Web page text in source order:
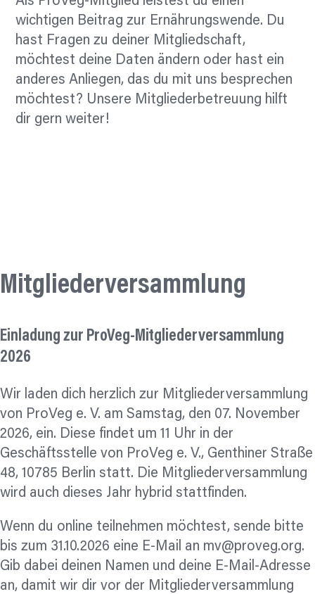
wichtigen Beitrag zur Ernährungswende. Du
hast Fragen zu deiner Mitgliedschaft,
möchtest deine Daten ändern oder hast ein
anderes Anliegen, das du mit uns besprechen
möchtest? Unsere Mitgliederbetreuung hilft
dir gern weiter!
Mitgliederversammlung
Einladung zur ProVeg-Mitgliederversammlung
2026
Wir laden dich herzlich zur Mitgliederversammlung
von ProVeg e. V. am Samstag, den 07. November
2026, ein. Diese findet um 11 Uhr in der
Geschäftsstelle von ProVeg e. V., Genthiner Straße
48, 10785 Berlin statt. Die Mitgliederversammlung
wird auch dieses Jahr hybrid stattfinden.
Wenn du online teilnehmen möchtest, sende bitte
bis zum 31.10.2026 eine E-Mail an mv@proveg.org.
Gib dabei deinen Namen und deine E-Mail-Adresse
an, damit wir dir vor der Mitgliederversammlung